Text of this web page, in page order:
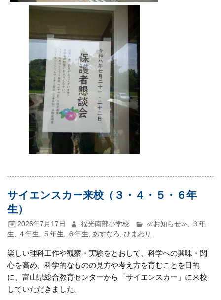
サイエンスカー来校（３・４・５・６年
生）
2026年7月17日 福光南部小学校 ≪お知らせ≫
３年
生
４年生 ５年生 ６年生 あすなろ ,ひまわり
楽しい理科工作や観察・実験をとおして、科学への興味・関
心を高め、科学的なものの見方や考え方を育むことを目的
に、富山県総合教育センターから「サイエンスカー」に来校
していただきました。